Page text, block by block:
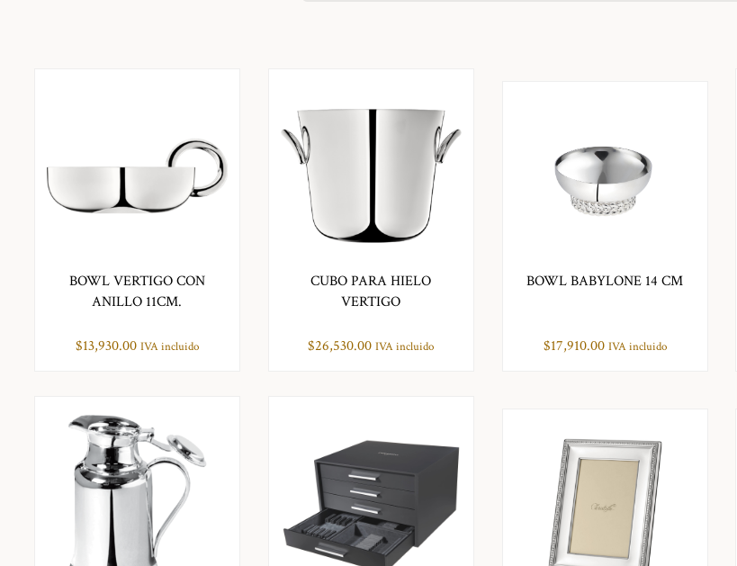
BOWL VERTIGO CON
ANILLO 11CM.
$13,930.00 IVA incluido
CUBO PARA HIELO
VERTIGO
$26,530.00 IVA incluido
BOWL BABYLONE 14 CM
$17,910.00 IVA incluido